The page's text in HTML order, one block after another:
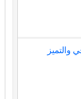
والتميز